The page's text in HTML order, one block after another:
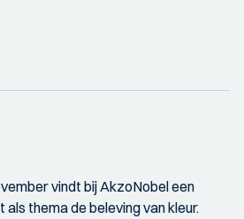
vindt bij AkzoNobel een
thema de beleving van kleur.